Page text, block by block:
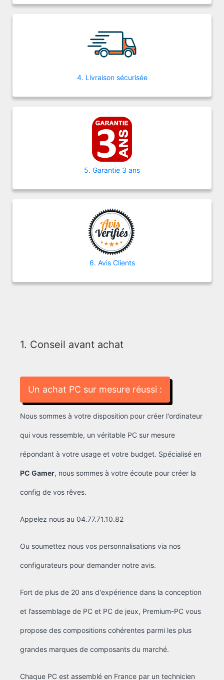
4. Livraison sécurisée
5. Garantie 3 ans
6. Avis Clients
1. Conseil avant achat
Un achat PC sur mesure réussi :
Nous sommes à votre disposition pour créer l'ordinateur
qui vous ressemble, un véritable PC sur mesure
répondant à votre usage et votre budget. Spécialisé en
PC Gamer, nous sommes à votre écoute pour créer la
config de vos rêves.
Appelez nous au 04.77.71.10.82
Ou soumettez nous vos personnalisations via nos
configurateurs pour demander notre avis.
Fort de plus de 20 ans d'expérience dans la conception
et l’assemblage de PC et PC de jeux, Premium-PC vous
propose des compositions cohérentes parmi les plus
grandes marques de composants du marché.
Chaque PC est assemblé en France par un technicien